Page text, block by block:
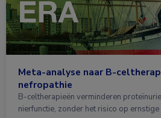
Meta-analyse naar B-
nefropathie
B-celtherapieën verminderen
nierfunctie, zonder het risico op ernstige